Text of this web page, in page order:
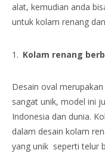
alat, kemudian anda
untuk kolam renang
Kolam renang
Desain oval
sangat unik, model ini
Indonesia dan dunia.
dalam desain kolam
yang unik seperti telur